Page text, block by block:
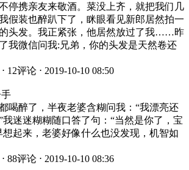
停携亲友来敬酒。菜没上齐，就把我们几
假装也醉趴下了，眯眼看见新郎居然拍一
头发。我正紧张，他居然放过了我……昨
我微信问我:兄弟，你的头发是天然卷还
12评论 ⋅ 2019-10-10 08:50
喝醉了，半夜老婆含糊问我：“我漂亮还
我迷迷糊糊随口答了句：“当然是你了，宝
想起来，老婆好像什么也没发现，机智如
88评论 ⋅ 2019-10-10 08:36